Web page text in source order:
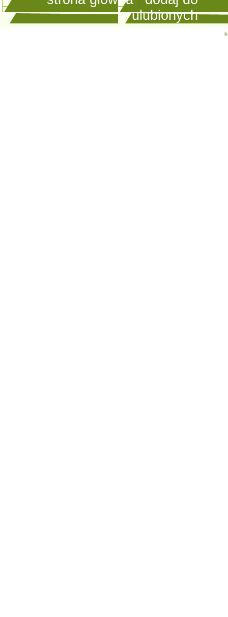
ulubionych